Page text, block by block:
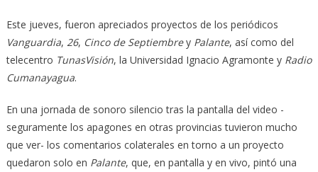
Este jueves, fueron apreciados proyectos de los periódicos
Vanguardia, 26, Cinco de Septiembrey Palante, así como del
telecentro TunasVisión, la Universidad Ignacio Agramonte y Radio
Cumanayagua.
En una jornada de sonoro silencio tras la pantalla del video -
seguramente los apagones en otras provincias tuvieron mucho
que ver- los comentarios colaterales en torno a un proyecto
quedaron solo en Palante, que, en pantalla y en vivo, pintó una